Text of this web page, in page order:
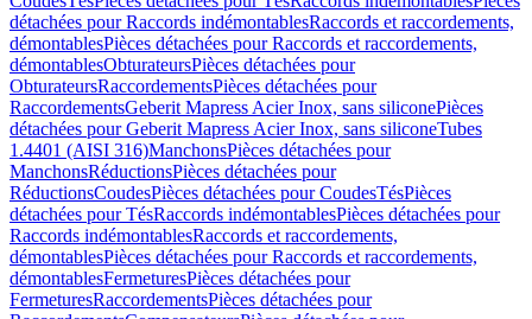
détachées pour Raccords indémontablesRaccords et raccordements,
démontablesPièces détachées pour Raccords et raccordements,
démontablesObturateursPièces détachées pour
ObturateursRaccordementsPièces détachées pour
RaccordementsGeberit Mapress Acier Inox, sans siliconePièces
détachées pour Geberit Mapress Acier Inox, sans siliconeTubes
1.4401 (AISI 316)ManchonsPièces détachées pour
ManchonsRéductionsPièces détachées pour
RéductionsCoudesPièces détachées pour CoudesTésPièces
détachées pour TésRaccords indémontablesPièces détachées pour
Raccords indémontablesRaccords et raccordements,
démontablesPièces détachées pour Raccords et raccordements,
démontablesFermeturesPièces détachées pour
FermeturesRaccordementsPièces détachées pour